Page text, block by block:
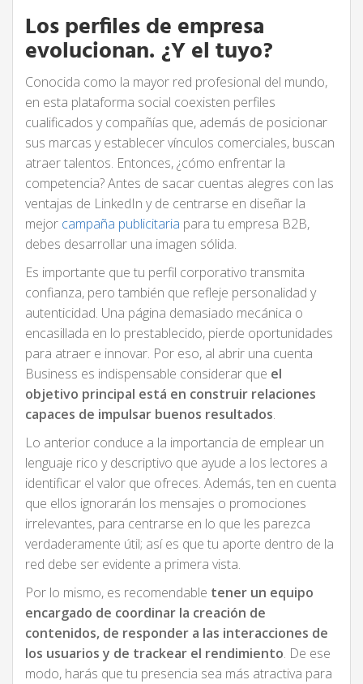
Los perfiles de empresa
evolucionan. ¿Y el tuyo?
Conocida como la mayor red profesional del mundo,
en esta plataforma social coexisten perfiles
cualificados y compañías que, además de posicionar
sus marcas y establecer vínculos comerciales, buscan
atraer talentos. Entonces, ¿cómo enfrentar la
competencia? Antes de sacar cuentas alegres con las
ventajas de LinkedIn y de centrarse en diseñar la
mejor campaña publicitaria para tu empresa B2B,
debes desarrollar una imagen sólida.
Es importante que tu perfil corporativo transmita
confianza, pero también que refleje personalidad y
autenticidad. Una página demasiado mecánica o
encasillada en lo prestablecido, pierde oportunidades
para atraer e innovar. Por eso, al abrir una cuenta
Business es indispensable considerar que el
objetivo principal está en construir relaciones
capaces de impulsar buenos resultados.
Lo anterior conduce a la importancia de emplear un
lenguaje rico y descriptivo que ayude a los lectores a
identificar el valor que ofreces. Además, ten en cuenta
que ellos ignorarán los mensajes o promociones
irrelevantes, para centrarse en lo que les parezca
verdaderamente útil; así es que tu aporte dentro de la
red debe ser evidente a primera vista.
Por lo mismo, es recomendable tener un equipo
encargado de coordinar la creación de
contenidos, de responder a las interacciones de
los usuarios y de trackear el rendimiento. De ese
modo, harás que tu presencia sea más atractiva para